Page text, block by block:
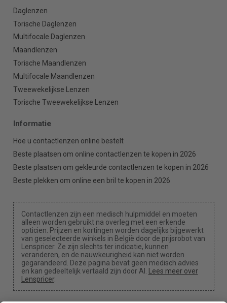
Daglenzen
Torische Daglenzen
Multifocale Daglenzen
Maandlenzen
Torische Maandlenzen
Multifocale Maandlenzen
Tweewekelijkse Lenzen
Torische Tweewekelijkse Lenzen
Informatie
Hoe u contactlenzen online bestelt
Beste plaatsen om online contactlenzen te kopen in 2026
Beste plaatsen om gekleurde contactlenzen te kopen in 2026
Beste plekken om online een bril te kopen in 2026
Contactlenzen zijn een medisch hulpmiddel en moeten
alleen worden gebruikt na overleg met een erkende
opticien. Prijzen en kortingen worden dagelijks bijgewerkt
van geselecteerde winkels in België door de prijsrobot van
Lenspricer. Ze zijn slechts ter indicatie, kunnen
veranderen, en de nauwkeurigheid kan niet worden
gegarandeerd. Deze pagina bevat geen medisch advies
en kan gedeeltelijk vertaald zijn door AI. Lees meer over
Lenspricer.